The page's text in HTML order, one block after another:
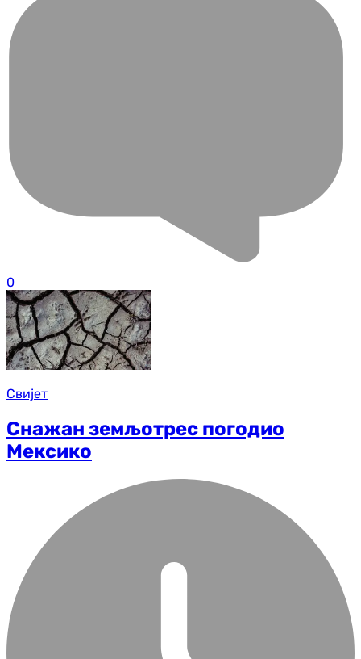
0
Свијет
Снажан земљотрес погодио
Мексико